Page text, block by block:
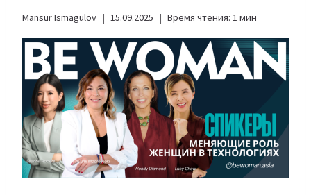
Mansur Ismagulov 15.09.2025 Время чтения: 1 мин